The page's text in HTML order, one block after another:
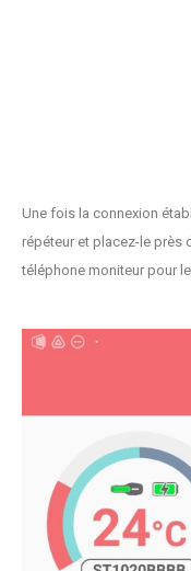
Une fois la connexion
répéteur et placez-le près
téléphone moniteur pour